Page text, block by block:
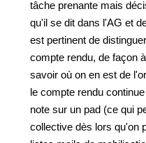
tâche prenante mais
qu'il se dit dans l'AG et
est pertinent de
compte rendu, de façon
savoir où on en est de
le compte rendu
note sur un pad (ce qui
collective dès lors qu'on